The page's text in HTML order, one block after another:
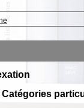
Catégories